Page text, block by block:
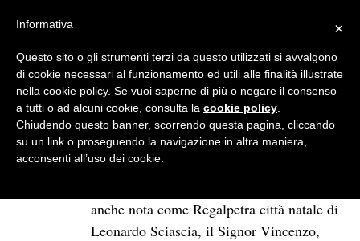
BROWSE TAG
Fatica
L’importanza di essere presenti
a noi stessi
Alla fine dell’incontro, prima di uscire da
anche nota come Regalpetra città natale di
Leonardo Sciascia, il Signor Vincenzo,
×
Informativa
Questo sito o gli strumenti terzi da questo utilizzati si avvalgono
di cookie necessari al funzionamento ed utili alle finalità illustrate
nella cookie policy. Se vuoi saperne di più o negare il consenso
a tutti o ad alcuni cookie, consulta la cookie policy
Chiudendo questo banner, scorrendo questa pagina, cliccando
su un link o proseguendo la navigazione in altra maniera,
acconsenti all’uso dei cookie.